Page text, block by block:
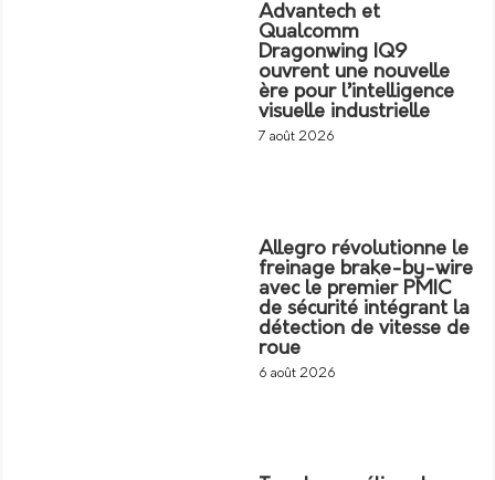
Advantech et
Qualcomm
Dragonwing IQ9
ouvrent une nouvelle
ère pour l’intelligence
visuelle industrielle
7 août 2026
Allegro révolutionne le
freinage brake-by-wire
avec le premier PMIC
de sécurité intégrant la
détection de vitesse de
roue
6 août 2026